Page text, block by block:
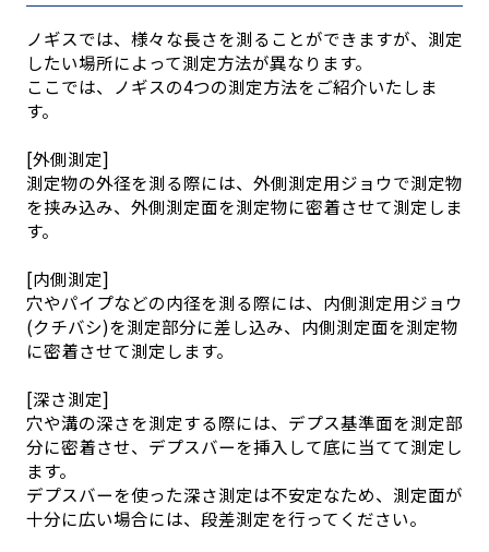
ノギスでは、様々な長さを測ることができますが、測定
したい場所によって測定方法が異なります。
ここでは、ノギスの4つの測定方法をご紹介いたしま
す。
[外側測定]
測定物の外径を測る際には、外側測定用ジョウで測定物
を挟み込み、外側測定面を測定物に密着させて測定しま
す。
[内側測定]
穴やパイプなどの内径を測る際には、内側測定用ジョウ
(クチバシ)を測定部分に差し込み、内側測定面を測定物
に密着させて測定します。
[深さ測定]
穴や溝の深さを測定する際には、デプス基準面を測定部
分に密着させ、デプスバーを挿入して底に当てて測定し
ます。
デプスバーを使った深さ測定は不安定なため、測定面が
十分に広い場合には、段差測定を行ってください。